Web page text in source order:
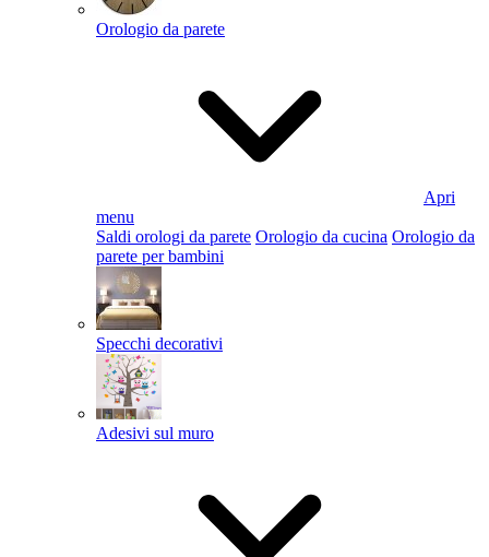
Orologio da parete
Apri
menu
Saldi orologi da parete Orologio da cucina Orologio da
parete per bambini
Specchi decorativi
Adesivi sul muro